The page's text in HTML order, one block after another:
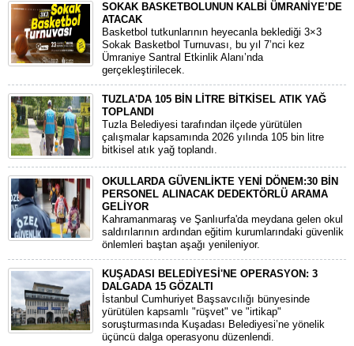
SOKAK BASKETBOLUNUN KALBİ ÜMRANİYE’DE
ATACAK
Basketbol tutkunlarının heyecanla beklediği 3×3
Sokak Basketbol Turnuvası, bu yıl 7’nci kez
Ümraniye Santral Etkinlik Alanı’nda
gerçekleştirilecek.
TUZLA'DA 105 BİN LİTRE BİTKİSEL ATIK YAĞ
TOPLANDI
Tuzla Belediyesi tarafından ilçede yürütülen
çalışmalar kapsamında 2026 yılında 105 bin litre
bitkisel atık yağ toplandı.
OKULLARDA GÜVENLİKTE YENİ DÖNEM:30 BİN
PERSONEL ALINACAK DEDEKTÖRLÜ ARAMA
GELİYOR
​Kahramanmaraş ve Şanlıurfa'da meydana gelen okul
saldırılarının ardından eğitim kurumlarındaki güvenlik
önlemleri baştan aşağı yenileniyor.
KUŞADASI BELEDİYESİ'NE OPERASYON: 3
DALGADA 15 GÖZALTI
​İstanbul Cumhuriyet Başsavcılığı bünyesinde
yürütülen kapsamlı "rüşvet" ve "irtikap"
soruşturmasında Kuşadası Belediyesi’ne yönelik
üçüncü dalga operasyonu düzenlendi.